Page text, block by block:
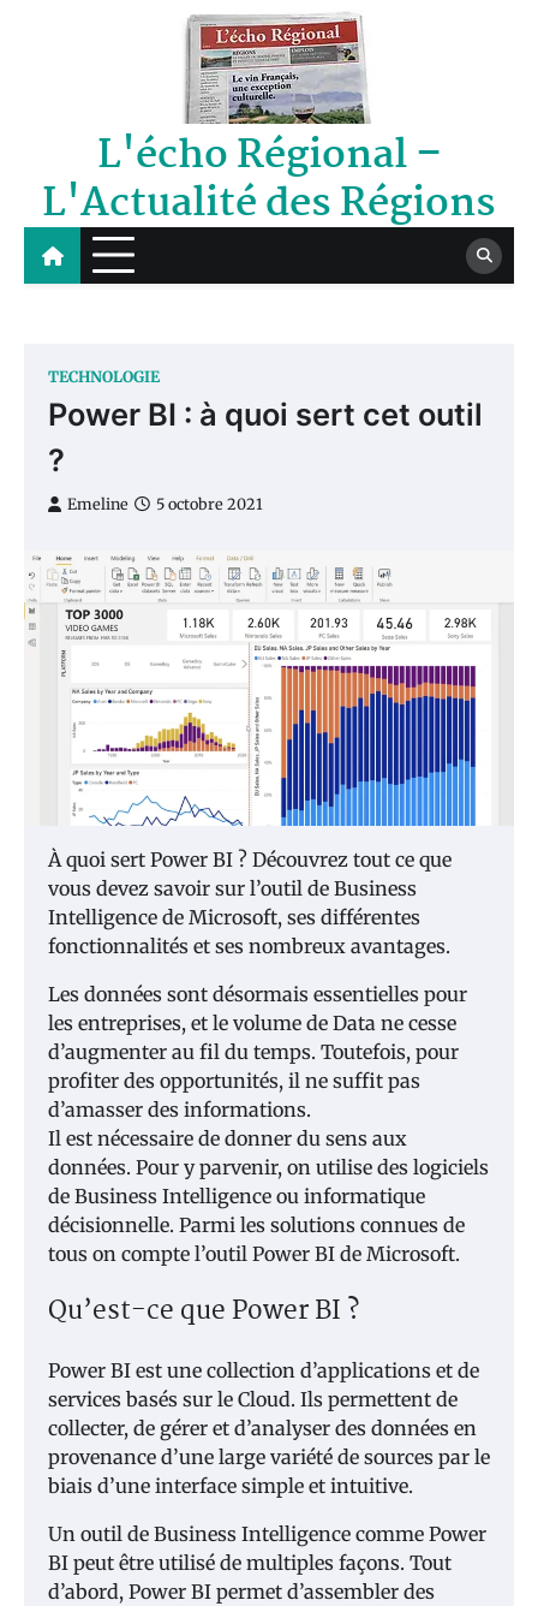
L'écho Régional –
L'Actualité des Régions
TECHNOLOGIE
Power BI : à quoi sert cet outil
?
Emeline 5 octobre 2021
À quoi sert Power BI ? Découvrez tout ce que
vous devez savoir sur l’outil de Business
Intelligence de Microsoft, ses différentes
fonctionnalités et ses nombreux avantages.
Les données sont désormais essentielles pour
les entreprises, et le volume de Data ne cesse
d’augmenter au fil du temps. Toutefois, pour
profiter des opportunités, il ne suffit pas
d’amasser des informations.
Il est nécessaire de donner du sens aux
données. Pour y parvenir, on utilise des logiciels
de Business Intelligence ou informatique
décisionnelle. Parmi les solutions connues de
tous on compte l’outil Power BI de Microsoft.
Qu’est-ce que Power BI ?
Power BI est une collection d’applications et de
services basés sur le Cloud. Ils permettent de
collecter, de gérer et d’analyser des données en
provenance d’une large variété de sources par le
biais d’une interface simple et intuitive.
Un outil de Business Intelligence comme Power
BI peut être utilisé de multiples façons. Tout
d’abord, Power BI permet d’assembler des